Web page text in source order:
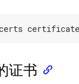
证书